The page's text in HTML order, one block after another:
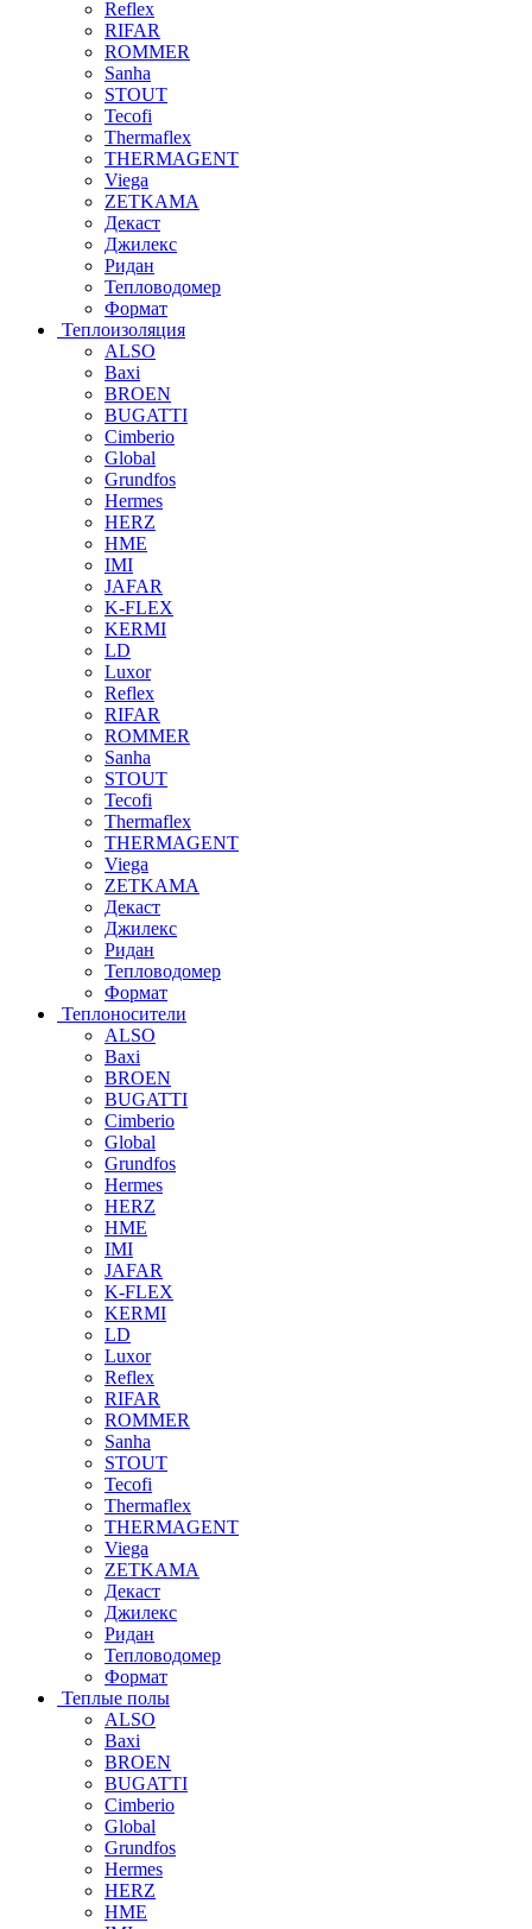
Reflex
RIFAR
ROMMER
Sanha
STOUT
Tecofi
Thermaflex
THERMAGENT
Viega
ZETKAMA
Декаст
Джилекс
Ридан
Тепловодомер
Формат
Теплоизоляция
ALSO
Baxi
BROEN
BUGATTI
Cimberio
Global
Grundfos
Hermes
HERZ
HME
IMI
JAFAR
K-FLEX
KERMI
LD
Luxor
Reflex
RIFAR
ROMMER
Sanha
STOUT
Tecofi
Thermaflex
THERMAGENT
Viega
ZETKAMA
Декаст
Джилекс
Ридан
Тепловодомер
Формат
Теплоносители
ALSO
Baxi
BROEN
BUGATTI
Cimberio
Global
Grundfos
Hermes
HERZ
HME
IMI
JAFAR
K-FLEX
KERMI
LD
Luxor
Reflex
RIFAR
ROMMER
Sanha
STOUT
Tecofi
Thermaflex
THERMAGENT
Viega
ZETKAMA
Декаст
Джилекс
Ридан
Тепловодомер
Формат
Теплые полы
ALSO
Baxi
BROEN
BUGATTI
Cimberio
Global
Grundfos
Hermes
HERZ
HME